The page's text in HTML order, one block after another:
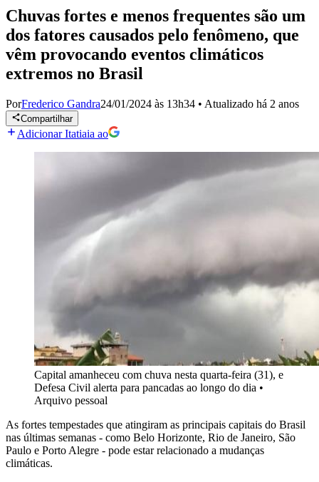
Chuvas fortes e menos frequentes são um
dos fatores causados pelo fenômeno, que
vêm provocando eventos climáticos
extremos no Brasil
PorFrederico Gandra24/01/2024 às 13h34 • Atualizado há 2 anos
Compartilhar
Adicionar Itatiaia ao
Capital amanheceu com chuva nesta quarta-feira (31), e
Defesa Civil alerta para pancadas ao longo do dia •
Arquivo pessoal
As fortes tempestades que atingiram as principais capitais do Brasil
nas últimas semanas - como Belo Horizonte, Rio de Janeiro, São
Paulo e Porto Alegre - pode estar relacionado a mudanças
climáticas.